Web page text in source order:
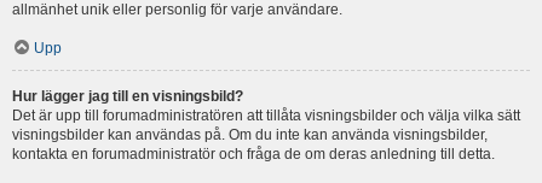
allmänhet unik eller personlig för varje användare.
Upp
Hur lägger jag till en visningsbild?
Det är upp till forumadministratören att tillåta visningsbilder och välja vilka sätt
visningsbilder kan användas på. Om du inte kan använda visningsbilder,
kontakta en forumadministratör och fråga de om deras anledning till detta.